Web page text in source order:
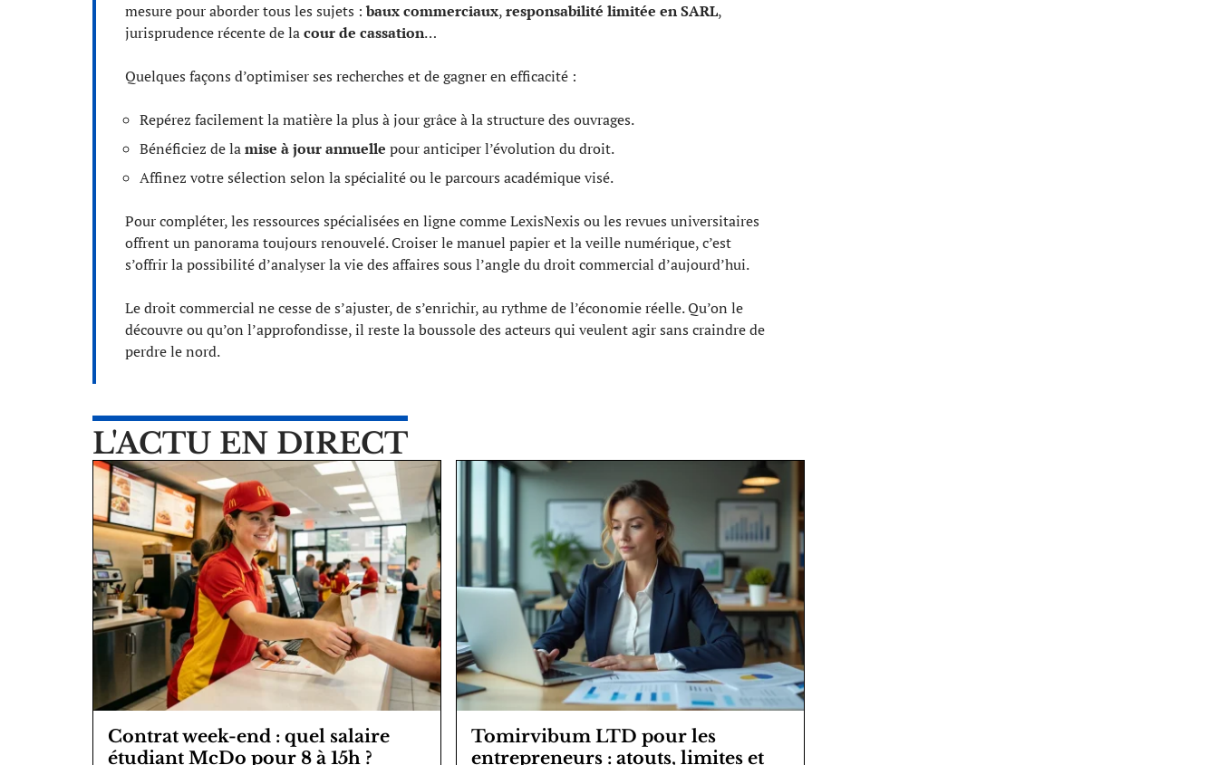
mesure pour aborder tous les sujets :baux commerciaux,responsabilité limitée en SARL,
jurisprudence récente de lacour de cassation…
Quelques façons d’optimiser ses recherches et de gagner en efficacité :
Repérez facilement la matière la plus à jour grâce à la structure des ouvrages.
Bénéficiez de lamise à jour annuelle pour anticiper l’évolution du droit.
Affinez votre sélection selon la spécialité ou le parcours académique visé.
Pour compléter, les ressources spécialisées en ligne comme LexisNexis ou les revues universitaires
offrent un panorama toujours renouvelé. Croiser le manuel papier et la veille numérique, c’est
s’offrir la possibilité d’analyser la vie des affaires sous l’angle du droit commercial d’aujourd’hui.
Le droit commercial ne cesse de s’ajuster, de s’enrichir, au rythme de l’économie réelle. Qu’on le
découvre ou qu’on l’approfondisse, il reste la boussole des acteurs qui veulent agir sans craindre de
perdre le nord.
L'ACTU EN DIRECT
Contrat week-end : quel salaire
étudiant McDo pour 8 à 15h ?
Tomirvibum LTD pour les
entrepreneurs : atouts, limites et